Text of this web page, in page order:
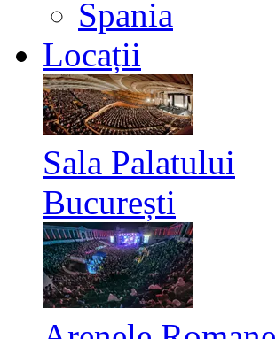
Spania
Locații
Sala Palatului
București